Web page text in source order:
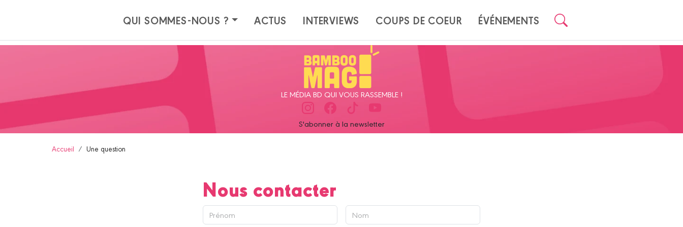
QUI SOMMES-NOUS ? ACTUS INTERVIEWS COUPS DE COEUR ÉVÉNEMENTS
LE MÉDIA BD QUI VOUS RASSEMBLE !
S'abonner à la newsletter
Accueil Une question
Nous contacter